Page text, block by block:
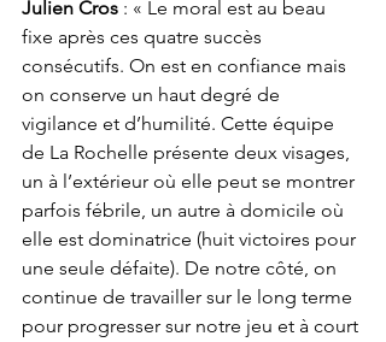
Julien Cros : « Le moral est au beau
fixe après ces quatre succès
consécutifs. On est en confiance mais
on conserve un haut degré de
vigilance et d’humilité. Cette équipe
de La Rochelle présente deux visages,
un à l’extérieur où elle peut se montrer
parfois fébrile, un autre à domicile où
elle est dominatrice (huit victoires pour
une seule défaite). De notre côté, on
continue de travailler sur le long terme
pour progresser sur notre jeu et à court